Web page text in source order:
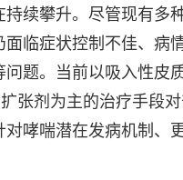
续攀升。尽管现有多
临症状控制不佳、病
题。当前以吸入性皮
扩张剂为主的治疗手段
哮喘潜在发病机制、